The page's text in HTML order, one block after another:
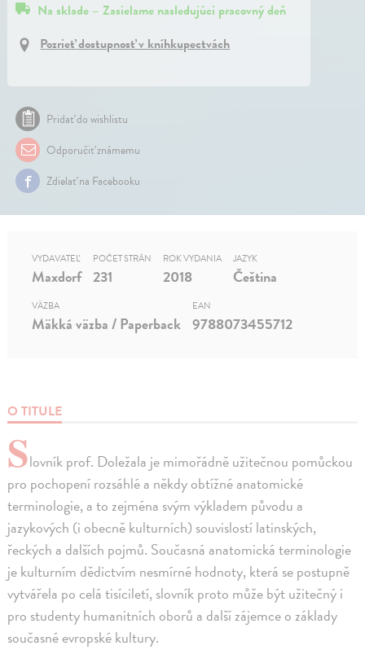
Na sklade – Zasielame nasledujúci pracovný deň
Pozrieť dostupnosť v kníhkupectvách
Pridať do wishlistu
Odporučiť známemu
Zdielať na Facebooku
O TITULE
Slovník prof. Doležala je mimořádně užitečnou pomůckou
pro pochopení rozsáhlé a někdy obtížné anatomické
terminologie, a to zejména svým výkladem původu a
jazykových (i obecně kulturních) souvislostí latinských,
řeckých a dalších pojmů. Současná anatomická terminologie
je kulturním dědictvím nesmírné hodnoty, která se postupně
vytvářela po celá tisíciletí, slovník proto může být užitečný i
pro studenty humanitních oborů a další zájemce o základy
současné evropské kultury.
VYDAVATEĽ
Maxdorf
POČET STRÁN
231
ROK VYDANIA
2018
JAZYK
Čeština
VÄZBA
Mäkká väzba / Paperback
EAN
9788073455712